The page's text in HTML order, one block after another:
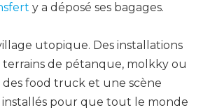
y a déposé ses bagages.
utopique. Des installations
terrains de pétanque, molkky ou
des food truck et une scène
pour que tout le monde